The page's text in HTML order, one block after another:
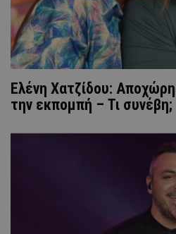
Ελένη Χατζίδου:
την εκπομπή – Τι συνέβη;